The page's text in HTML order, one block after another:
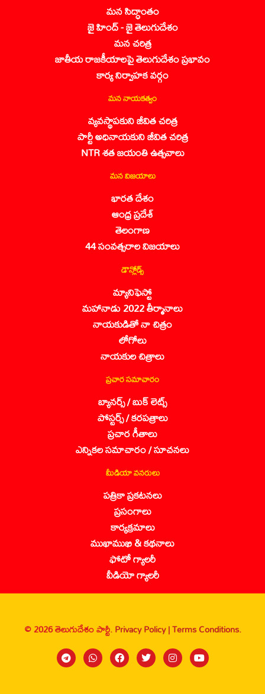
మన సిద్ధాంతం
జై హింద్ - జై తెలుగుదేశం
మన చరిత్ర
జాతీయ రాజకీయాలపై తెలుగుదేశం ప్రభావం
కార్య నిర్వాహక వర్గం
మన నాయకత్వం
వ్యవస్థాపకుని జీవిత చరిత్ర
పార్టీ అధినాయకుని జీవిత చరిత్ర
NTR శత జయంతి ఉత్సవాలు
మన విజయాలు
భారత దేశం
ఆంధ్ర ప్రదేశ్
తెలంగాణ
44 సంవత్సరాల విజయాలు
డౌన్లోడ్స్
మ్యానిఫెస్టో
మహానాడు 2022 తీర్మానాలు
నాయకుడితో నా చిత్రం
లోగోలు
నాయకుల చిత్రాలు
ప్రచార సమాచారం
బ్యానర్స్ / బుక్ లెట్స్
పోస్టర్స్ / కరపత్రాలు
ప్రచార గీతాలు
ఎన్నికల సమాచారం / సూచనలు
మీడియా వనరులు
పత్రికా ప్రకటనలు
ప్రసంగాలు
కార్యక్రమాలు
ముఖాముఖి & కథనాలు
ఫోటో గ్యాలరీ
వీడియో గ్యాలరీ
© 2026 తెలుగుదేశం పార్టీ.Privacy Policy |Terms Conditions.